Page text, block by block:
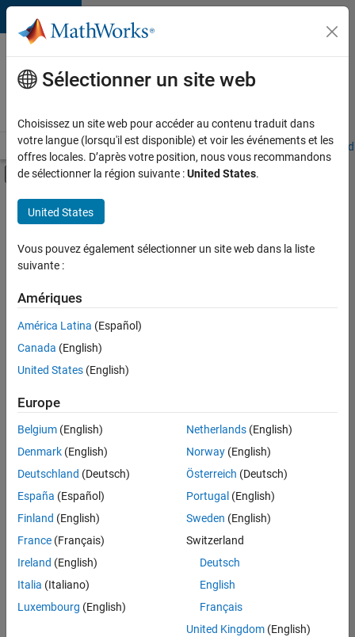
Passer au contenu
Votre
carrière
chez
Accueil Explorer nos opportunités Adresses de nos bureaux
Activer/désactiver l'affichage du menu
Contenu principal
FILTRER PAR
Programme destiné aux nouvelles carrières (EDG)
Support avancé
Ingénierie de la qualité
Enregistrer
sélectionnées
Les
descriptions
poste
n’ont
pas
été
traduites.
Effectuez
Sélectionner un site web
Choisissez un site web pour accéder au contenu traduit dans
votre langue (lorsqu'il est disponible) et voir les événements et les
offres locales. D’après votre position, nous vous recommandons
de sélectionner la région suivante :United States.
United States
Vous pouvez également sélectionner un site web dans la liste
suivante :
Amériques
América Latina (Español)
Canada (English)
United States (English)
Europe
Belgium (English)
Denmark (English)
Deutschland (Deutsch)
España (Español)
Finland (English)
France (Français)
Ireland (English)
Italia (Italiano)
Luxembourg (English)
Netherlands(English)
Norway(English)
Österreich (Deutsch)
Portugal (English)
Sweden (English)
Switzerland
Deutsch
English
Français
United Kingdom(English)